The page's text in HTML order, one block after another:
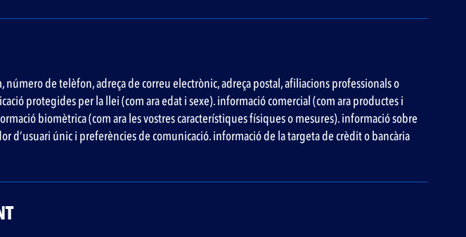
de telèfon, adreça de correu electrònic, adreça postal, afiliacions professionals o
protegides per la llei (com ara edat i sexe). informació comercial (com ara productes i
biomètrica (com ara les vostres característiques físiques o mesures). informació sobre
d’usuari únic i preferències de comunicació. informació de la targeta de crèdit o bancària